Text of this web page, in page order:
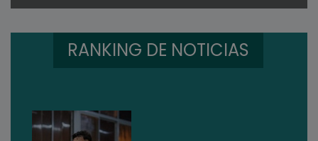
RANKING DE NOTICIAS